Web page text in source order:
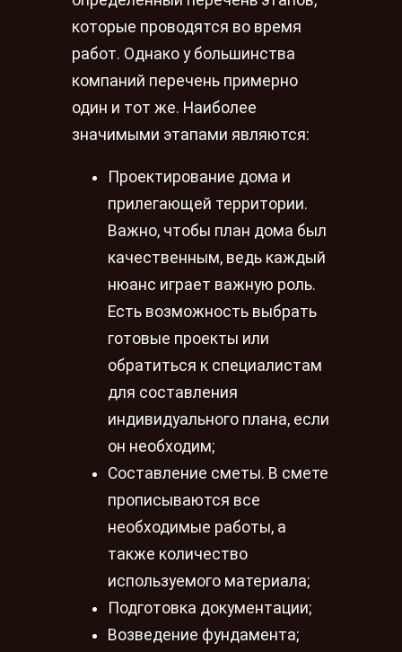
которые проводятся во время
работ. Однако у большинства
компаний перечень примерно
один и тот же. Наиболее
значимыми этапами являются:
Проектирование дома и
прилегающей территории.
Важно, чтобы план дома был
качественным, ведь каждый
нюанс играет важную роль.
Есть возможность выбрать
готовые проекты или
обратиться к специалистам
для составления
индивидуального плана, если
он необходим;
Составление сметы. В смете
прописываются все
необходимые работы, а
также количество
используемого материала;
Подготовка документации;
Возведение фундамента;